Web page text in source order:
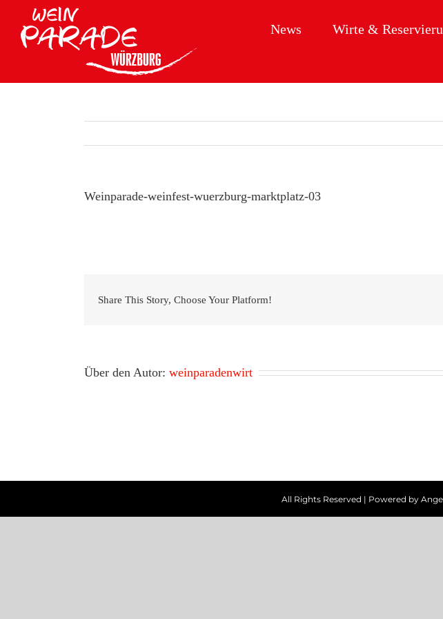
Inhalt
springen
News Wirte &
Weinparade-weinfest-wuerzburg-marktplatz-03
Share This Story, Choose Your Platform!
Über den Autor: weinparadenwirt
All Rights Reserved | Powered by